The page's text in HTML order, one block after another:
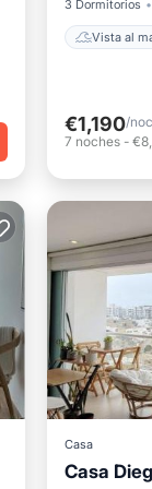
3 Dormitorios
Vista al
€1,190/
7 noches-
Casa
Casa